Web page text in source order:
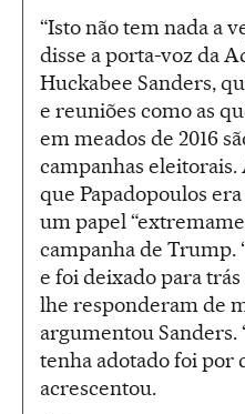
“Isto não tem nada a
disse a porta-voz da
Huckabee Sanders,
e reuniões como as
em meados de 2016
campanhas
que Papadopoulos
um papel
campanha de Trump.
e foi deixado para
lhe responderam de
argumentou Sanders.
tenha adotado foi por
acrescentou.